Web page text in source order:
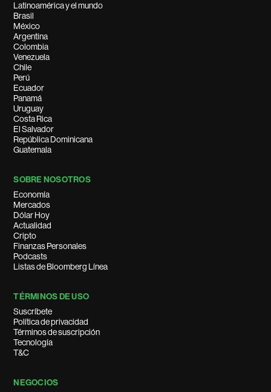
Latinoamérica y el mundo
Brasil
México
Argentina
Colombia
Venezuela
Chile
Perú
Ecuador
Panamá
Uruguay
Costa Rica
El Salvador
República Dominicana
Guatemala
SOBRE NOSOTROS
Economía
Mercados
Dólar Hoy
Actualidad
Cripto
Finanzas Personales
Podcasts
Listas de Bloomberg Línea
TÉRMINOS DE USO
Suscríbete
Política de privacidad
Términos de suscripción
Tecnología
T&C
NEGOCIOS